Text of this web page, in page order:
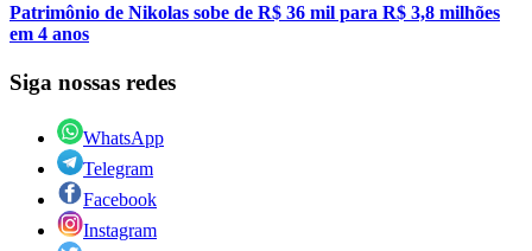
Patrimônio de Nikolas sobe de R$ 36 mil para R$ 3,8 milhões
em 4 anos
Siga nossas redes
WhatsApp
Telegram
Facebook
Instagram